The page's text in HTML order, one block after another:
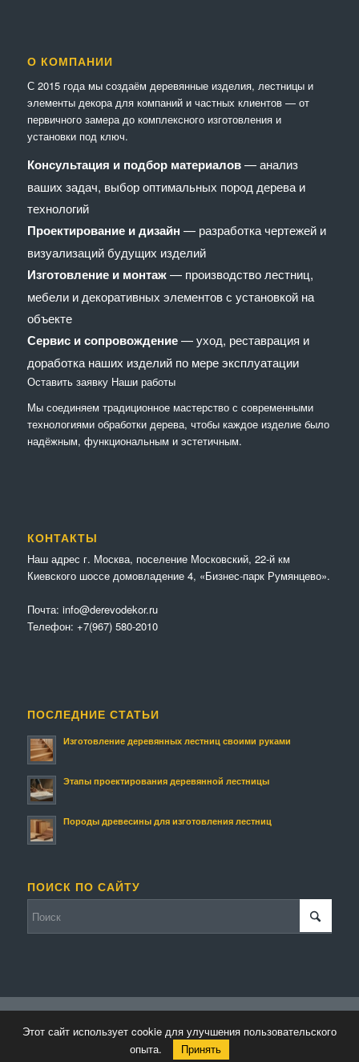
О КОМПАНИИ
С 2015 года мы создаём деревянные изделия, лестницы и
элементы декора для компаний и частных клиентов — от
первичного замера до комплексного изготовления и
установки под ключ.
Консультация и подбор материалов— анализ
ваших задач, выбор оптимальных пород дерева и
технологий
Проектирование и дизайн — разработка чертежей и
визуализаций будущих изделий
Изготовление и монтаж— производство лестниц,
мебели и декоративных элементов с установкой на
объекте
Сервис и сопровождение— уход, реставрация и
доработка наших изделий по мере эксплуатации
Оставить заявку Наши работы
Мы соединяем традиционное мастерство с современными
технологиями обработки дерева, чтобы каждое изделие было
надёжным, функциональным и эстетичным.
КОНТАКТЫ
Наш адрес г. Москва, поселение Московский, 22-й км
Киевского шоссе домовладение 4, «Бизнес-парк Румянцево».
Почта: info@derevodekor.ru
Телефон: +7(967) 580-2010
ПОСЛЕДНИЕ СТАТЬИ
Изготовление деревянных лестниц своими руками
Этапы проектирования деревянной лестницы
Породы древесины для изготовления лестниц
ПОИСК ПО САЙТУ
Персональные данные- Enfold WordPress Theme by Kriesi
Этот сайт использует cookie для улучшения пользовательского
опыта.
Принять